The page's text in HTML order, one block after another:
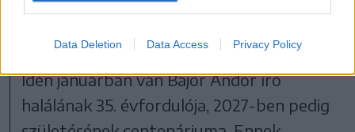
Data Deletion Data Access Privacy Policy
Idén januárban van Bajor Andor író
halálának 35. évfordulója, 2027-ben pedig